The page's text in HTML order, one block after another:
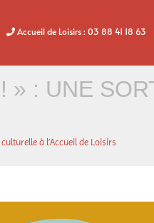
Accueil de Loisirs : 03 88 41 18 63
: UNE
à l’Accueil de Loisirs